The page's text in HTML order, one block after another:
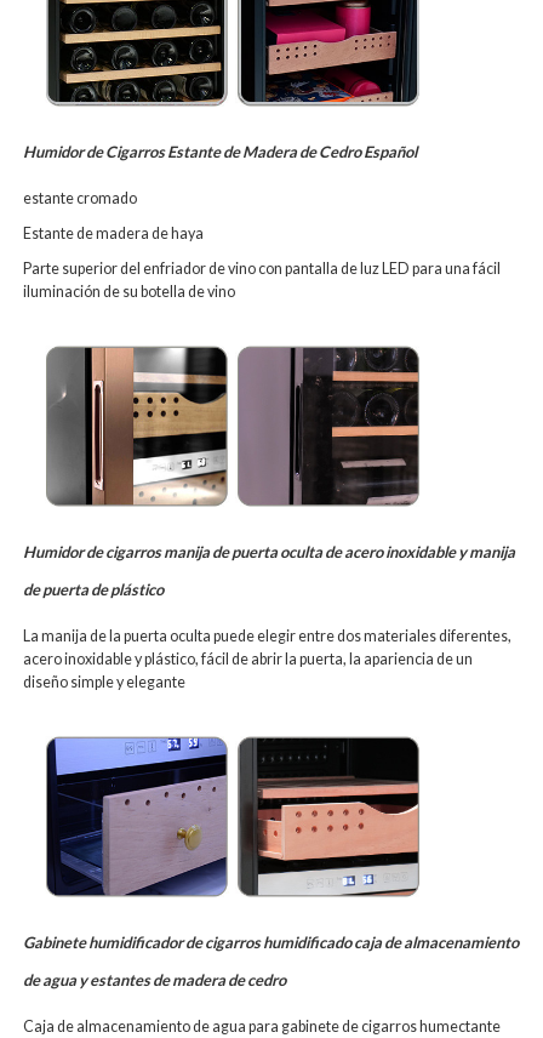
Humidor de Cigarros Estante de Madera de Cedro Español
estante cromado
Estante de madera de haya
Parte superior del enfriador de vino con pantalla de luz LED para una fácil
iluminación de su botella de vino
Humidor de cigarros manija de puerta oculta de acero inoxidable y manija
de puerta de plástico
La manija de la puerta oculta puede elegir entre dos materiales diferentes,
acero inoxidable y plástico, fácil de abrir la puerta, la apariencia de un
diseño simple y elegante
Gabinete humidificador de cigarros humidificado caja de almacenamiento
de agua y estantes de madera de cedro
Caja de almacenamiento de agua para gabinete de cigarros humectante